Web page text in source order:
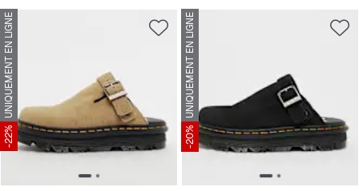
UNIQUEMENT EN LIGNE
-22%
UNIQUEMENT EN LIGNE
-20%